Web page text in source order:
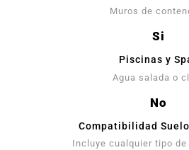
Muros de
Si
Piscinas y
Agua salada o
No
Compatibilidad
Incluye cualquier tipo